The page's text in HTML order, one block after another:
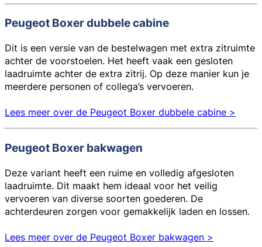
Peugeot Boxer dubbele cabine
Dit is een versie van de bestelwagen met extra zitruimte
achter de voorstoelen. Het heeft vaak een gesloten
laadruimte achter de extra zitrij. Op deze manier kun je
meerdere personen of collega’s vervoeren.
Lees meer over de Peugeot Boxer dubbele cabine >
Peugeot Boxer bakwagen
Deze variant heeft een ruime en volledig afgesloten
laadruimte. Dit maakt hem ideaal voor het veilig
vervoeren van diverse soorten goederen. De
achterdeuren zorgen voor gemakkelijk laden en lossen.
Lees meer over de Peugeot Boxer bakwagen >